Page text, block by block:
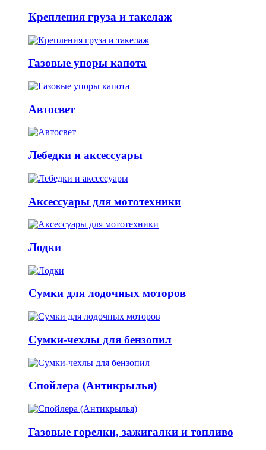
Крепления груза и такелаж
Газовые упоры капота
Автосвет
Лебедки и аксессуары
Аксессуары для мототехники
Лодки
Сумки для лодочных моторов
Сумки-чехлы для бензопил
Спойлера (Антикрылья)
Газовые горелки, зажигалки и топливо